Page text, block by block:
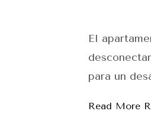
El
para un
Read More